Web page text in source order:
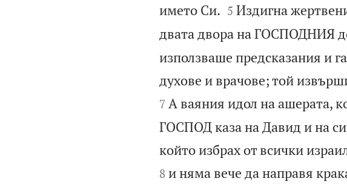
името Си.
5 Издигна
двата двора на ГОСПОДНИЯ
използваше предсказания и
духове и врачове; той
7 А ваяния идол на ашерата,
ГОСПОД каза на Давид и на
който избрах от всички
8 и няма вече да направя